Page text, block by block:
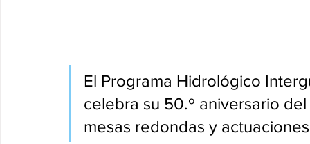
El Programa Hidrológico
celebra su 50.º aniversario
mesas redondas y